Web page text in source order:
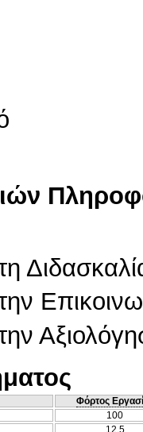
Φόρτος
100